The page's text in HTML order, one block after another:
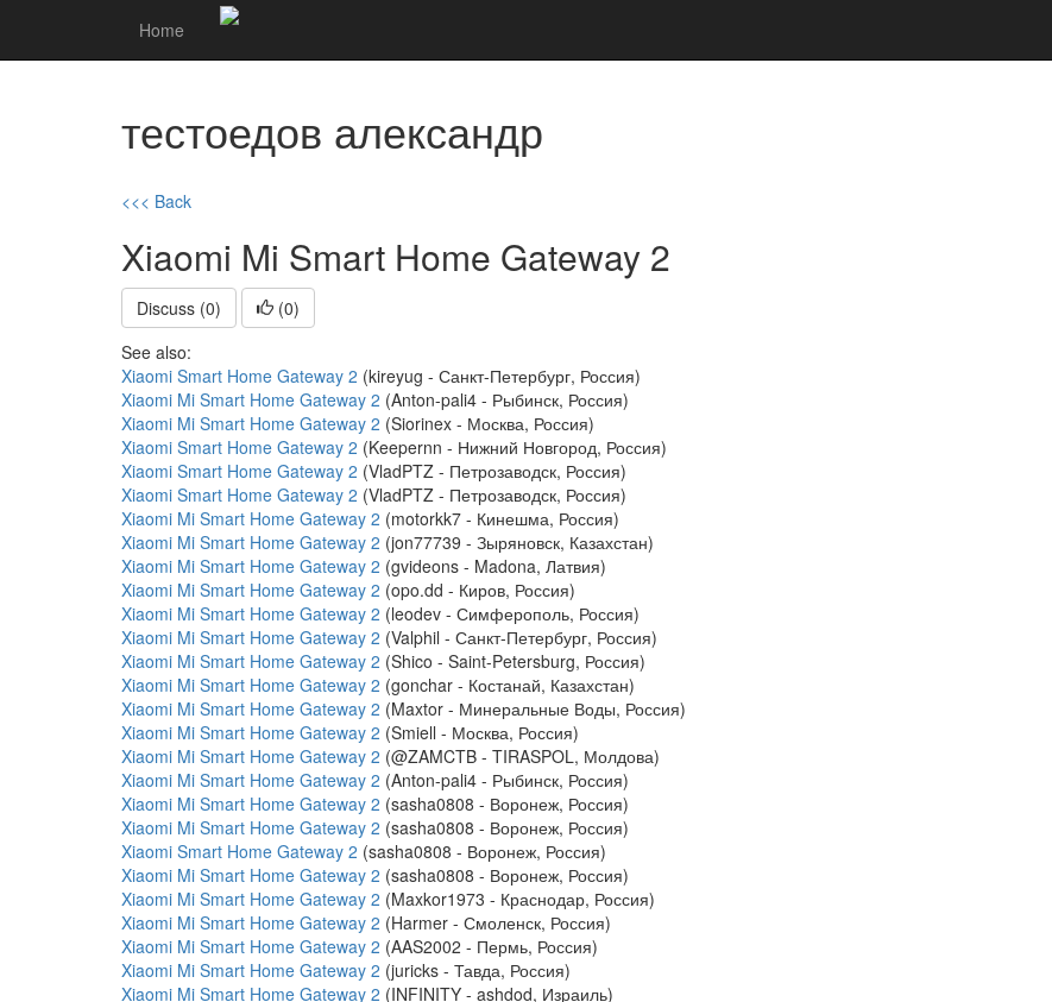
Home
тестоедов александр
<<< Back
Xiaomi Mi Smart Home Gateway 2
Discuss (0) (0)
See also:
Xiaomi Smart Home Gateway 2 (kireyug - Санкт-Петербург, Россия)
Xiaomi Mi Smart Home Gateway 2 (Anton-pali4 - Рыбинск, Россия)
Xiaomi Mi Smart Home Gateway 2 (Siorinex - Москва, Россия)
Xiaomi Smart Home Gateway 2 (Keepernn - Нижний Новгород, Россия)
Xiaomi Smart Home Gateway 2 (VladPTZ - Петрозаводск, Россия)
Xiaomi Smart Home Gateway 2 (VladPTZ - Петрозаводск, Россия)
Xiaomi Mi Smart Home Gateway 2 (motorkk7 - Кинешма, Россия)
Xiaomi Mi Smart Home Gateway 2 (jon77739 - Зыряновск, Казахстан)
Xiaomi Mi Smart Home Gateway 2 (gvideons - Madona, Латвия)
Xiaomi Mi Smart Home Gateway 2 (opo.dd - Киров, Россия)
Xiaomi Mi Smart Home Gateway 2 (leodev - Симферополь, Россия)
Xiaomi Mi Smart Home Gateway 2 (Valphil - Санкт-Петербург, Россия)
Xiaomi Mi Smart Home Gateway 2 (Shico - Saint-Petersburg, Россия)
Xiaomi Mi Smart Home Gateway 2 (gonchar - Костанай, Казахстан)
Xiaomi Mi Smart Home Gateway 2 (Maxtor - Минеральные Воды, Россия)
Xiaomi Mi Smart Home Gateway 2 (Smiell - Москва, Россия)
Xiaomi Mi Smart Home Gateway 2 (@ZAMCTB - TIRASPOL, Молдова)
Xiaomi Mi Smart Home Gateway 2 (Anton-pali4 - Рыбинск, Россия)
Xiaomi Mi Smart Home Gateway 2 (sasha0808 - Воронеж, Россия)
Xiaomi Mi Smart Home Gateway 2 (sasha0808 - Воронеж, Россия)
Xiaomi Smart Home Gateway 2 (sasha0808 - Воронеж, Россия)
Xiaomi Mi Smart Home Gateway 2 (sasha0808 - Воронеж, Россия)
Xiaomi Mi Smart Home Gateway 2 (Maxkor1973 - Краснодар, Россия)
Xiaomi Mi Smart Home Gateway 2 (Harmer - Смоленск, Россия)
Xiaomi Mi Smart Home Gateway 2 (AAS2002 - Пермь, Россия)
Xiaomi Mi Smart Home Gateway 2 (juricks - Тавда, Россия)
Xiaomi Mi Smart Home Gateway 2 (INFINITY - ashdod, Израиль)